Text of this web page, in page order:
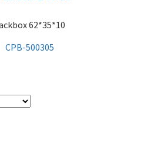
62*35*10
CPB-500305